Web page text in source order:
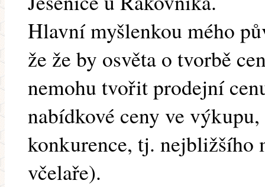
Hlavní myšlenkou mého
že že by osvěta o tvorbě
nemohu tvořit prodejní
nabídkové ceny ve
konkurence, tj. nejbližšího
včelaře).